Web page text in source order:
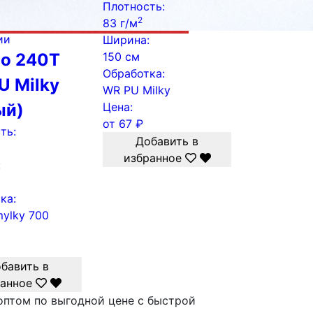
240Т
Milky
700
в
Плотность:
83 г/м2
Ширина:
150 см
Обработка:
WR PU Milky
Цена:
от 67 ₽
Добавить в
избранное
по выгодной цене с быстрой